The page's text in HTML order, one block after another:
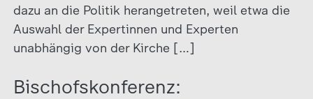
dazu an die Politik herangetreten, weil etwa die
Auswahl der Expertinnen und Experten
unabhängig von der Kirche […]
Bischofskonferenz: